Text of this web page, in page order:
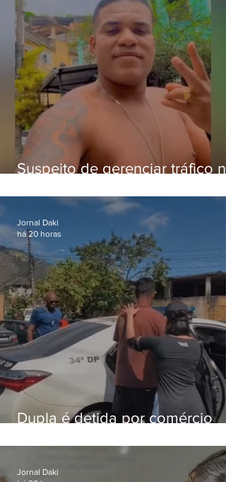
Suspeito de gerenciar tráfico na
foragido
Dupla é detida por comércio
Bangu
Jornal Daki
há 20 horas
Jornal Daki